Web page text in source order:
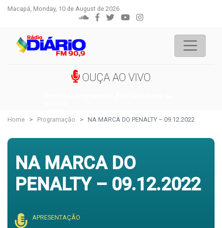
Macapá, Monday, 10 de August de 2026
OUÇA AO VIVO
Home Programação NA MARCA DO PENALTY – 09.12.2022
NA MARCA DO
PENALTY – 09.12.2022
APRESENTAÇÃO